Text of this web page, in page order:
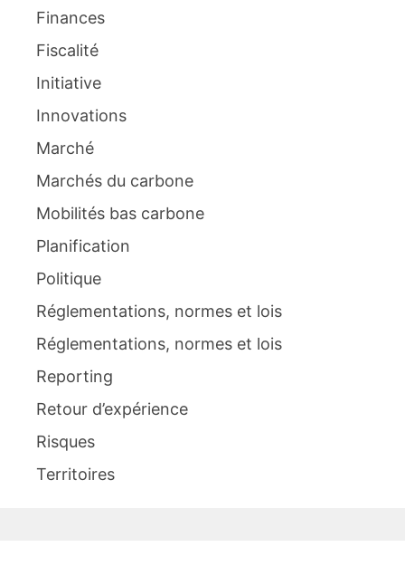
Finances
Fiscalité
Initiative
Innovations
Marché
Marchés du carbone
Mobilités bas carbone
Planification
Politique
Réglementations, normes et lois
Réglementations, normes et lois
Reporting
Retour d’expérience
Risques
Territoires